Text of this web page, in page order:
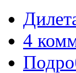
4